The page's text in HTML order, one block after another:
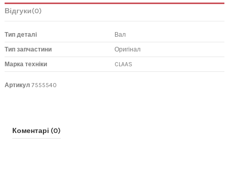
Відгуки(0)
Тип деталі Вал
Тип запчастини Оригінал
Марка техніки CLAAS
Артикул 7555540
Коментарі (0)